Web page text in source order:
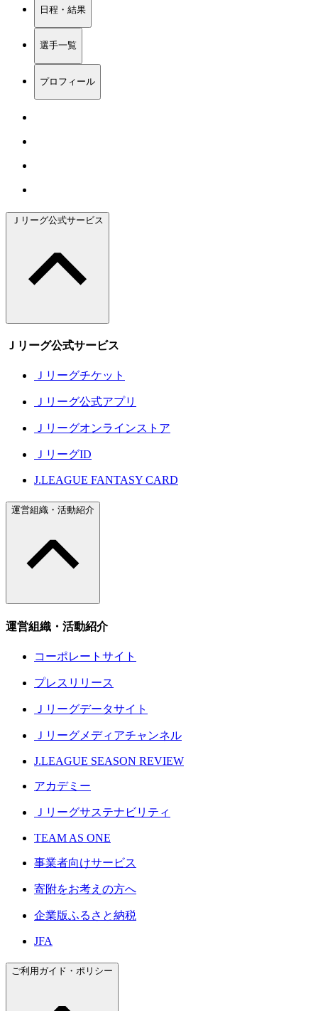
日程・結果
選手一覧
プロフィール
Ｊリーグ公式サービス
Ｊリーグ公式サービス
Ｊリーグチケット
Ｊリーグ公式アプリ
Ｊリーグオンラインストア
ＪリーグID
J.LEAGUE FANTASY CARD
運営組織・活動紹介
運営組織・活動紹介
コーポレートサイト
プレスリリース
Ｊリーグデータサイト
Ｊリーグメディアチャンネル
J.LEAGUE SEASON REVIEW
アカデミー
Ｊリーグサステナビリティ
TEAM AS ONE
事業者向けサービス
寄附をお考えの方へ
企業版ふるさと納税
JFA
ご利用ガイド・ポリシー